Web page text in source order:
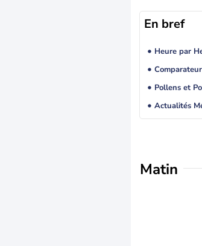
En bref
Heure par
Pollens et
Matin